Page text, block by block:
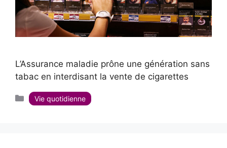
L’Assurance maladie prône une génération sans
tabac en interdisant la vente de cigarettes
Catégories
Vie quotidienne